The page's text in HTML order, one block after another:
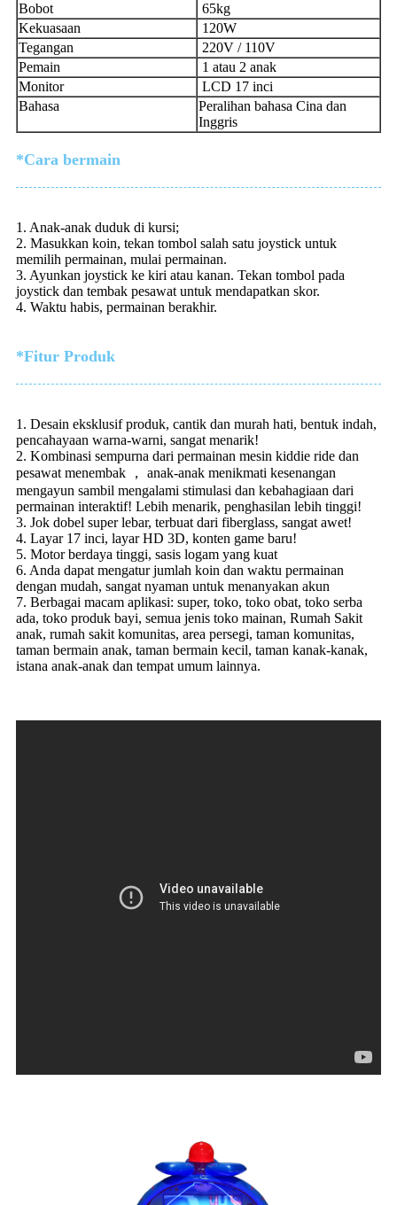
Bobot
65kg
Kekuasaan
120W
Tegangan
220V / 110V
Pemain
1 atau 2 anak
Monitor
LCD 17 inci
Bahasa
Peralihan bahasa Cina dan
Inggris
*Cara bermain
1. Anak-anak duduk di kursi;
2. Masukkan koin, tekan tombol salah satu joystick untuk
memilih permainan, mulai permainan.
3. Ayunkan joystick ke kiri atau kanan. Tekan tombol pada
joystick dan tembak pesawat untuk mendapatkan skor.
4. Waktu habis, permainan berakhir.
*Fitur Produk
1. Desain eksklusif produk, cantik dan murah hati, bentuk indah,
pencahayaan warna-warni, sangat menarik!
2. Kombinasi sempurna dari permainan mesin kiddie ride dan
pesawat menembak ， anak-anak menikmati kesenangan
mengayun sambil mengalami stimulasi dan kebahagiaan dari
permainan interaktif! Lebih menarik, penghasilan lebih tinggi!
3. Jok dobel super lebar, terbuat dari fiberglass, sangat awet!
4. Layar 17 inci, layar HD 3D, konten game baru!
5. Motor berdaya tinggi, sasis logam yang kuat
6. Anda dapat mengatur jumlah koin dan waktu permainan
dengan mudah, sangat nyaman untuk menanyakan akun
7. Berbagai macam aplikasi: super, toko, toko obat, toko serba
ada, toko produk bayi, semua jenis toko mainan, Rumah Sakit
anak, rumah sakit komunitas, area persegi, taman komunitas,
taman bermain anak, taman bermain kecil, taman kanak-kanak,
istana anak-anak dan tempat umum lainnya.